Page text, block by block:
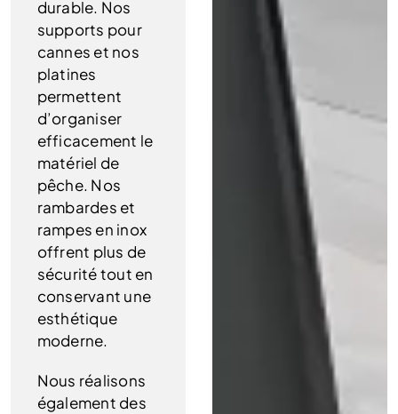
durable. Nos
supports pour
cannes et nos
platines
permettent
d’organiser
efficacement le
matériel de
pêche. Nos
rambardes et
rampes en inox
offrent plus de
sécurité tout en
conservant une
esthétique
moderne.
Nous réalisons
également des